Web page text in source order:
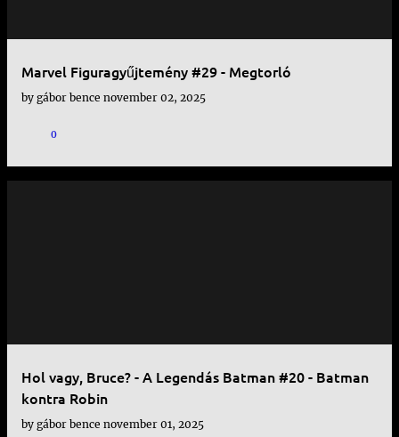
Marvel Figuragyűjtemény #29 - Megtorló
by gábor bence november 02, 2025
0
Hol vagy, Bruce? - A Legendás Batman #20 - Batman
kontra Robin
by gábor bence november 01, 2025